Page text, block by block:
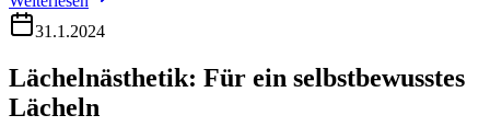
31.1.2024
Lächelnästhetik: Für ein selbstbewusstes
Lächeln